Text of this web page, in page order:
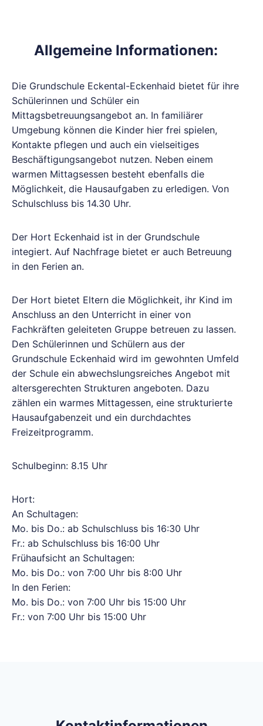
Allgemeine Informationen:
Die Grundschule Eckental-Eckenhaid bietet für ihre
Schülerinnen und Schüler ein
Mittagsbetreuungsangebot an. In familiärer
Umgebung können die Kinder hier frei spielen,
Kontakte pflegen und auch ein vielseitiges
Beschäftigungsangebot nutzen. Neben einem
warmen Mittagsessen besteht ebenfalls die
Möglichkeit, die Hausaufgaben zu erledigen. Von
Schulschluss bis 14.30 Uhr.
Der Hort Eckenhaid ist in der Grundschule
integiert. Auf Nachfrage bietet er auch Betreuung
in den Ferien an.
Der Hort bietet Eltern die Möglichkeit, ihr Kind im
Anschluss an den Unterricht in einer von
Fachkräften geleiteten Gruppe betreuen zu lassen.
Den Schülerinnen und Schülern aus der
Grundschule Eckenhaid wird im gewohnten Umfeld
der Schule ein abwechslungsreiches Angebot mit
altersgerechten Strukturen angeboten. Dazu
zählen ein warmes Mittagessen, eine strukturierte
Hausaufgabenzeit und ein durchdachtes
Freizeitprogramm.
Schulbeginn: 8.15 Uhr
Hort:
An Schultagen:
Mo. bis Do.: ab Schulschluss bis 16:30 Uhr
Fr.: ab Schulschluss bis 16:00 Uhr
Frühaufsicht an Schultagen:
Mo. bis Do.: von 7:00 Uhr bis 8:00 Uhr
In den Ferien:
Mo. bis Do.: von 7:00 Uhr bis 15:00 Uhr
Fr.: von 7:00 Uhr bis 15:00 Uhr